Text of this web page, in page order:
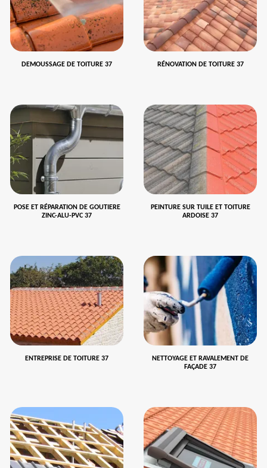
DEMOUSSAGE DE TOITURE 37 RÉNOVATION DE TOITURE 37
POSE ET RÉPARATION DE GOUTIERE
ZINC-ALU-PVC 37
PEINTURE SUR TUILE ET TOITURE
ARDOISE 37
ENTREPRISE DE TOITURE 37
NETTOYAGE ET RAVALEMENT DE
FAÇADE 37